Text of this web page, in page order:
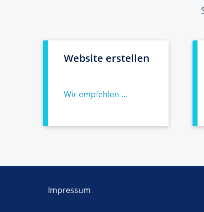
Website erstellen
Wir empfehlen ...
Impressum